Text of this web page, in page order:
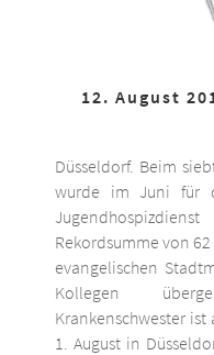
12. August
Düsseldorf. Beim
wurde im Juni für
Rekordsumme von
evangelischen
Kollegen
Krankenschwester
1. August in